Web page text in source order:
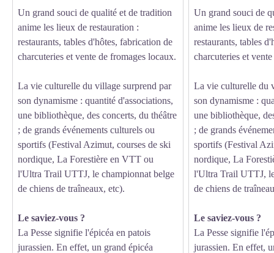
Un grand souci de qualité et de tradition
anime les lieux de restauration :
restaurants, tables d'hôtes, fabrication de
charcuteries et vente de fromages locaux.
La vie culturelle du village surprend par
son dynamisme : quantité d'associations,
une bibliothèque, des concerts, du théâtre
; de grands événements culturels ou
sportifs (Festival Azimut, courses de ski
nordique, La Forestière en VTT ou
l'Ultra Trail UTTJ, le championnat belge
de chiens de traîneaux, etc).
Le saviez-vous ?
La Pesse signifie l'épicéa en patois
jurassien. En effet, un grand épicéa
Un grand souci de
anime les lieux de
restaurants, tables
charcuteries et
La vie culturelle du
son dynamisme :
une bibliothèque,
; de grands
sportifs (Festival
nordique, La
l'Ultra Trail UTTJ,
de chiens de
Le saviez-vous ?
La Pesse signifie
jurassien. En effet,